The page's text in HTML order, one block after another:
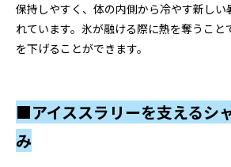
保持しやすく、体の内側から冷やす新しい
れています。氷が融ける際に熱を奪うこと
を下げることができます。
■アイススラリーを支えるシ
み